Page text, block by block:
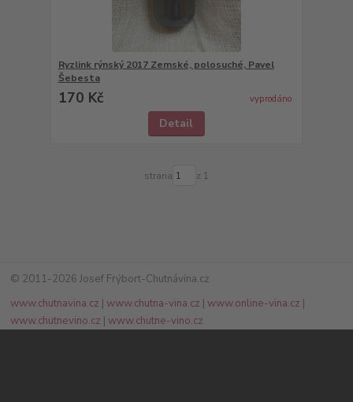
Ryzlink rýnský 2017 Zemské, polosuché, Pavel
Šebesta
170 Kč vyprodáno
Detail
strana z 1
© 2011-2026 Josef Frýbort-Chutnávína.cz
www.chutnavina.cz |www.chutna-vina.cz |www.online-vina.cz |
www.chutnevino.cz |www.chutne-vino.cz